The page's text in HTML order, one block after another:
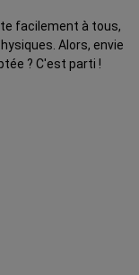
facilement à tous,
Alors, envie
? C'est parti !